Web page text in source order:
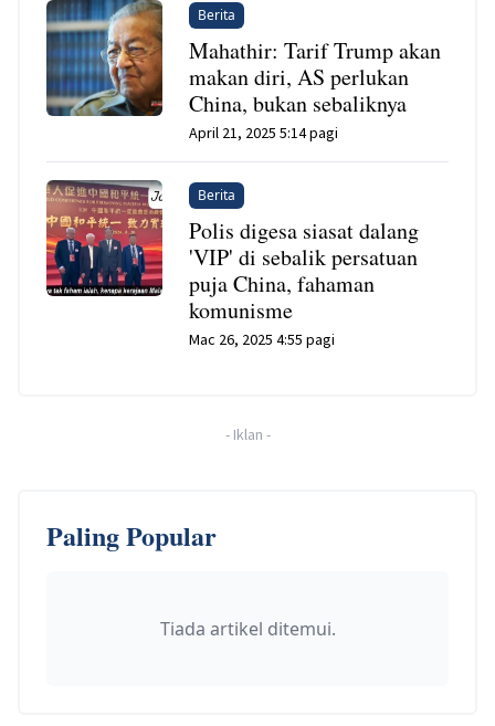
Berita
Mahathir: Tarif Trump akan
makan diri, AS perlukan
China, bukan sebaliknya
April 21, 2025 5:14 pagi
Berita
Polis digesa siasat dalang
'VIP' di sebalik persatuan
puja China, fahaman
komunisme
Mac 26, 2025 4:55 pagi
- Iklan -
Paling Popular
Tiada artikel ditemui.